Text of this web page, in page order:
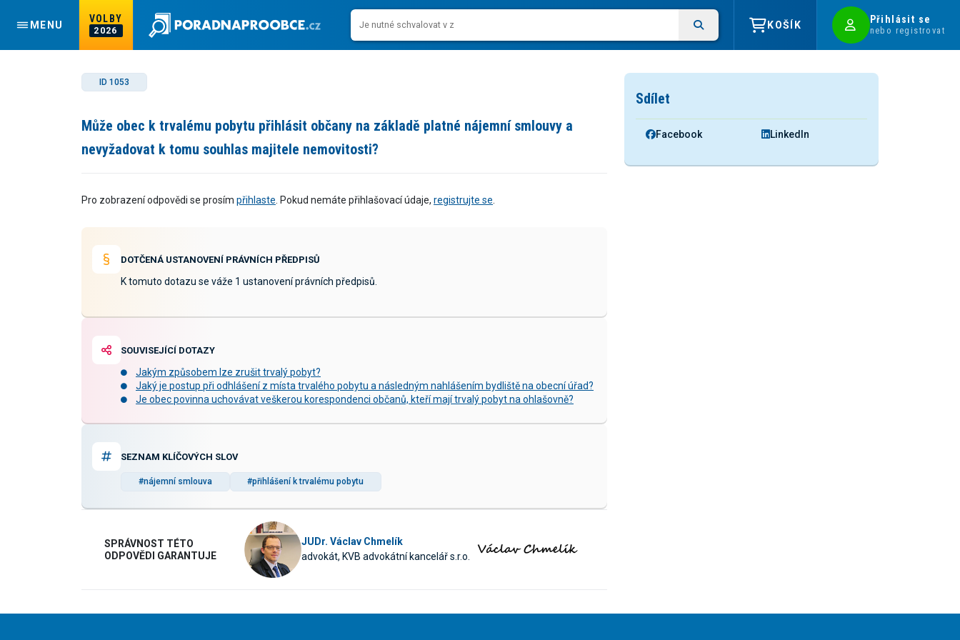
MENU
VOLBY
2026
KOŠÍK Přihlásit se
nebo registrovat
ID 1053
Může obec k trvalému pobytu přihlásit občany na základě platné nájemní smlouvy a
nevyžadovat k tomu souhlas majitele nemovitosti?
Pro zobrazení odpovědi se prosím přihlaste . Pokud nemáte přihlašovací údaje, registrujte se
DOTČENÁ USTANOVENÍ PRÁVNÍCH PŘEDPISŮ
K tomuto dotazu se váže 1 ustanovení právních předpisů.
SOUVISEJÍCÍ DOTAZY
Jakým způsobem lze zrušit trvalý pobyt?
Jaký je postup při odhlášení z místa trvalého pobytu a následným nahlášením bydliště na obecní úřad?
Je obec povinna uchovávat veškerou korespondenci občanů, kteří mají trvalý pobyt na ohlašovně?
SEZNAM KLÍČOVÝCH SLOV
#nájemní smlouva #přihlášení k trvalému pobytu
SPRÁVNOST TÉTO
ODPOVĚDI GARANTUJE
JUDr. Václav Chmelík
advokát, KVB advokátní kancelář s.r.o.
Sdílet
Facebook LinkedIn